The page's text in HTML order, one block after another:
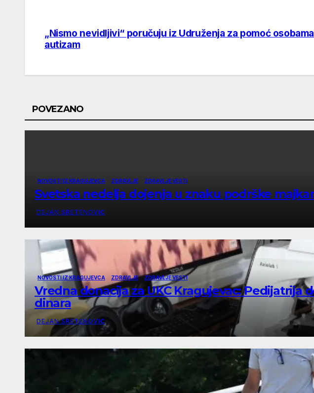
Post
„Nismo nevidljivi“ poručuju iz Udruženja za pomoć
autizam
POVEZANO
NOVOSTI IZ KRAGUJEVCA ZDRAVLJE ZDRAVLJE VESTI
Svetska nedelja dojenja u znaku podrške
DEJAN SRETENOVIC
NOVOSTI IZ KRAGUJEVCA ZDRAVLJE ZDRAVLJE VESTI
Vredna donacija za UKC Kragujevac:
dinara
DEJAN SRETENOVIC